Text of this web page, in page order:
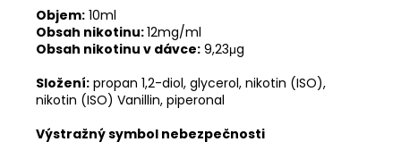
Objem: 10ml
Obsah nikotinu:12mg/ml
Obsah nikotinu v dávce: 9,23μg
Složení: propan 1,2-diol, glycerol, nikotin (ISO),
nikotin (ISO) Vanillin, piperonal
Výstražný symbol nebezpečnosti